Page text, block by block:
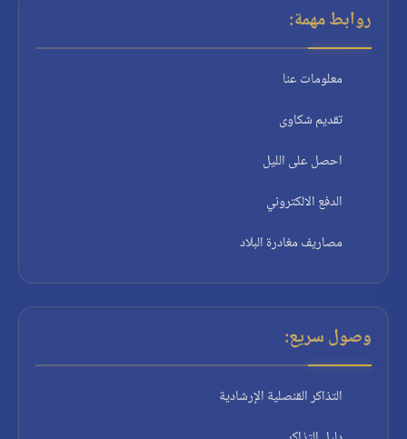
روابط مهمة:
معلومات عنا
تقديم شكاوى
احصل على الليل
الدفع الالكتروني
مصاريف مغادرة البلاد
وصول سريع:
التذاكر القنصلية الإرشادية